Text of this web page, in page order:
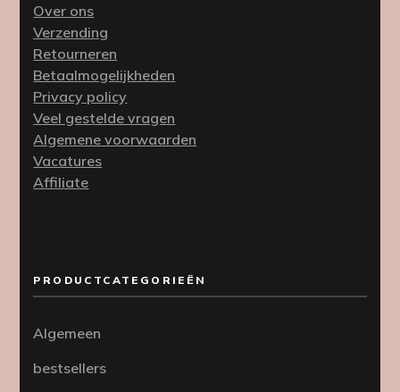
Over ons
Verzending
Retourneren
Betaalmogelijkheden
Privacy policy
Veel gestelde vragen
Algemene voorwaarden
Vacatures
Affiliate
PRODUCTCATEGORIEËN
Algemeen
bestsellers